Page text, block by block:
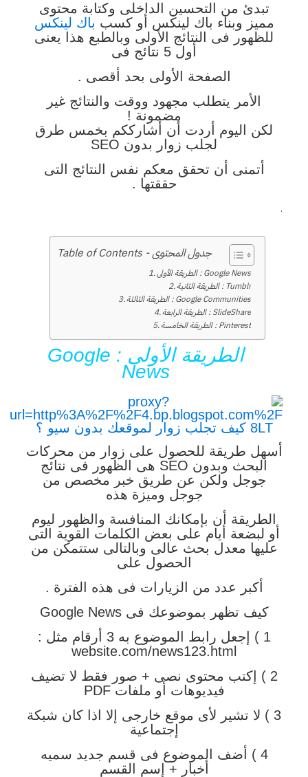
تبدئ من التحسين الداخلى وكتابة محتوى
مميز وبناء باك لينكس أو كسب باك لينكس
للظهور فى النتائج الأولى وبالطبع هذا يعنى
أول 5 نتائج فى
الصفحة الأولى بحد أقصى .
الأمر يتطلب مجهود ووقت والنتائج غير
مضمونة !
لكن اليوم أردت أن أشارككم بخمس طرق
لجلب زوار بدون SEO
أتمنى أن تحقق معكم نفس النتائج التى
حققتها .
.
Table of Contents - جدول المحتوى
الطريقة الأولى : Google News
الطريقة الثانية : Tumblr
الطريقة الثالثة : Google Communities
الطريقة الرابعة : SlideShare
الطريقة الخامسة : Pinterest
الطريقة الأولى : Google
News
أسهل طريقة للحصول على زوار من محركات
البحث وبدون SEO هى الظهور فى نتائج
جوجل ولكن عن طريق خبر مخصص من
جوجل وميزة هذه
الطريقة أن بإمكانك المنافسة والظهور ليوم
أو لبضعة أيام على بعض الكلمات القوية التى
عليها معدل بحث عالى وبالتالى ستتمكن من
الحصول على
أكبر عدد من الزيارات فى هذه الفترة .
كيف تظهر بموضوعك فى Google News
1 ) إجعل رابط الموضوع به 3 أرقام مثل :
website.com/news123.html
2 ) إكتب محتوى نصى + صور فقط لا تضيف
فيديوهات أو ملفات PDF
3 ) لا تشير لأى موقع خارجى إلا اذا كان شبكة
إجتماعية
4 ) أضف الموضوع فى قسم جديد سميه
أخبار + إسم القسم